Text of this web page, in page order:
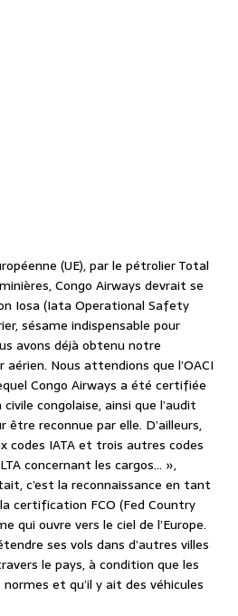
(UE), par le pétrolier Total
Congo Airways devrait se
Iosa (Iata Operational Safety
sésame indispensable pour
avons déjà obtenu notre
Nous attendions que l’OACI
Congo Airways a été certifiée
congolaise, ainsi que l’audit
être reconnue par elle. D’ailleurs,
codes IATA et trois autres codes
concernant les cargos… »,
c’est la reconnaissance en tant
certification FCO (Fed Country
qui ouvre vers le ciel de l’Europe.
ses vols dans d’autres villes
le pays, à condition que les
et qu’il y ait des véhicules